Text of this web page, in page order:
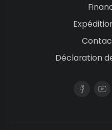
Déclaration